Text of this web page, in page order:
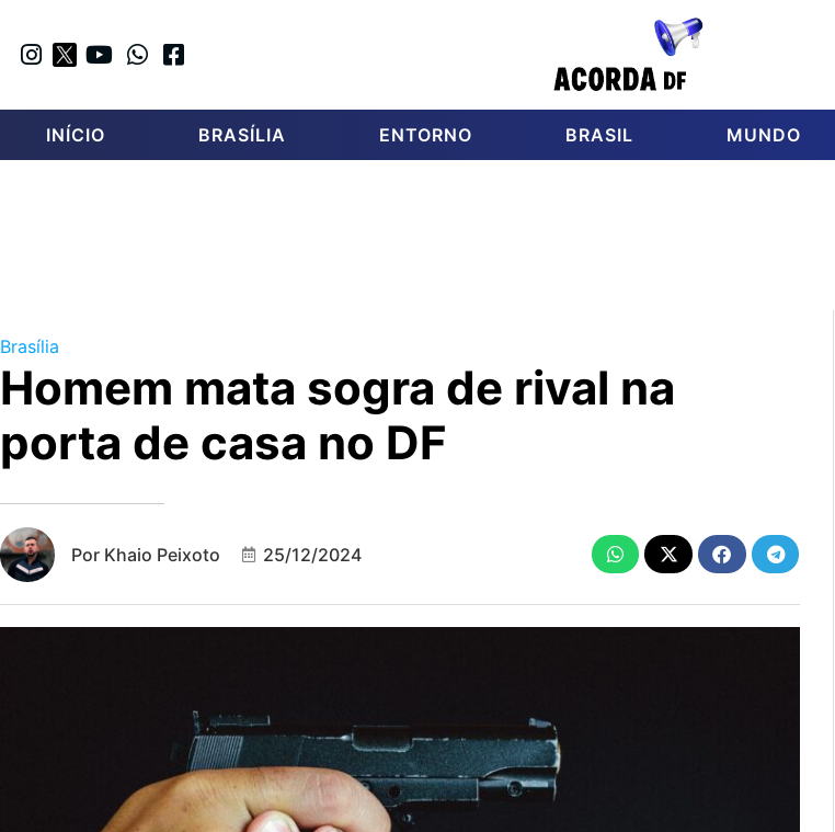
INÍCIO BRASÍLIA ENTORNO BRASIL MUNDO
Brasília
Homem mata sogra de rival na
porta de casa no DF
Por Khaio Peixoto 25/12/2024